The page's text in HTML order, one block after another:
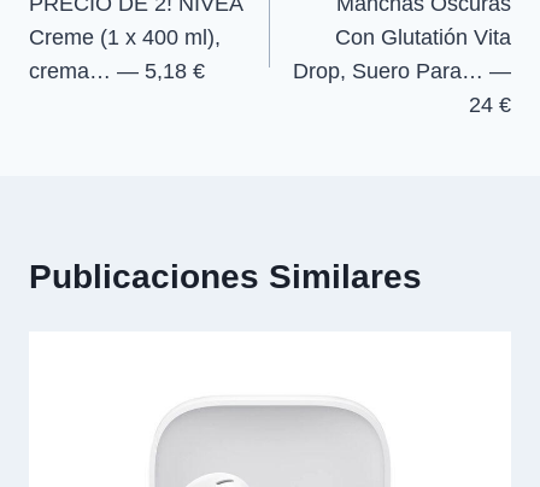
entradas
Creme (1 x 400 ml),
crema… — 5,18 €
Con Glutatión Vita
Drop, Suero Para… —
24 €
Publicaciones Similares